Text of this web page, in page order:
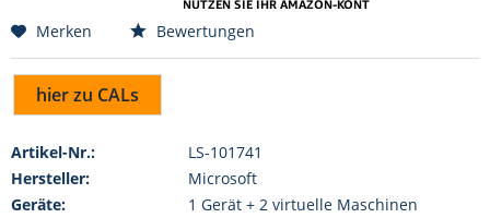
Merken Bewertungen
hier zu CALs
Artikel-Nr.:
LS-101741
Hersteller:
Microsoft
Geräte:
1 Gerät + 2 virtuelle Maschinen